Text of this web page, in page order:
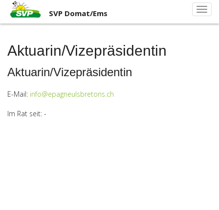
Primary
Menu
Skip
content
SVP Domat/Ems
Aktuarin/Vizepräsidentin
Aktuarin/Vizepräsidentin
E-Mail: info@epagneulsbretons.ch
Im Rat seit: -